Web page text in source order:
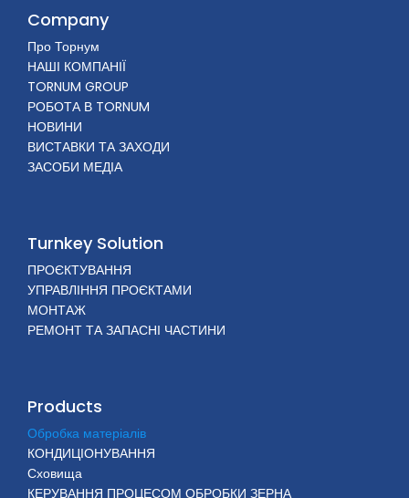
Company
Про Торнум
НАШІ КОМПАНІЇ
TORNUM GROUP
РОБОТА В TORNUM
НОВИНИ
ВИСТАВКИ ТА ЗАХОДИ
ЗАСОБИ МЕДІА
Turnkey Solution
ПРОЄКТУВАННЯ
УПРАВЛІННЯ ПРОЄКТАМИ
МОНТАЖ
РЕМОНТ ТА ЗАПАСНІ ЧАСТИНИ
Products
Обробка матеріалів
КОНДИЦІОНУВАННЯ
Сховища
КЕРУВАННЯ ПРОЦЕСОМ ОБРОБКИ ЗЕРНА